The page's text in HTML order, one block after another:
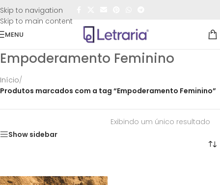
Skip to navigation
Skip to main content
FRETE GRÁTIS
MENU
Empoderamento Feminino
Início/
Produtos marcados com a tag “Empoderamento Feminino”
Show sidebar
Exibindo um único resultado